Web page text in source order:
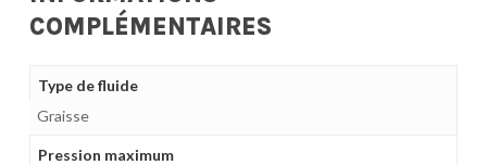
COMPLÉMENTAIRES
Type de fluide
Graisse
Pression maximum